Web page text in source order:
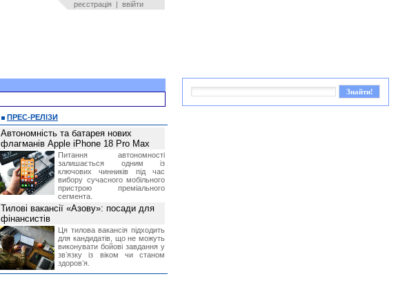
реєстрація | ввійти
ПРЕС-РЕЛІЗИ
Автономність та батарея нових
флагманів Apple iPhone 18 Pro Max
Питання автономності
залишається одним із
ключових чинників під час
вибору сучасного мобільного
пристрою преміального
сегмента.
Тилові вакансії «Азову»: посади для
фінансистів
Ця тилова вакансія підходить
для кандидатів, що не можуть
виконувати бойові завдання у
звʼязку із віком чи станом
здоровʼя.